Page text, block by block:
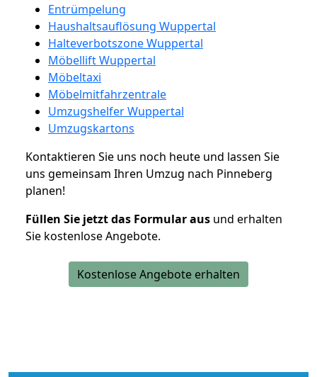
Entrümpelung
Haushaltsauflösung Wuppertal
Halteverbotszone Wuppertal
Möbellift Wuppertal
Möbeltaxi
Möbelmitfahrzentrale
Umzugshelfer Wuppertal
Umzugskartons
Kontaktieren Sie uns noch heute und lassen Sie
uns gemeinsam Ihren Umzug nach Pinneberg
planen!
Füllen Sie jetzt das Formular aus und erhalten
Sie kostenlose Angebote.
Kostenlose Angebote erhalten